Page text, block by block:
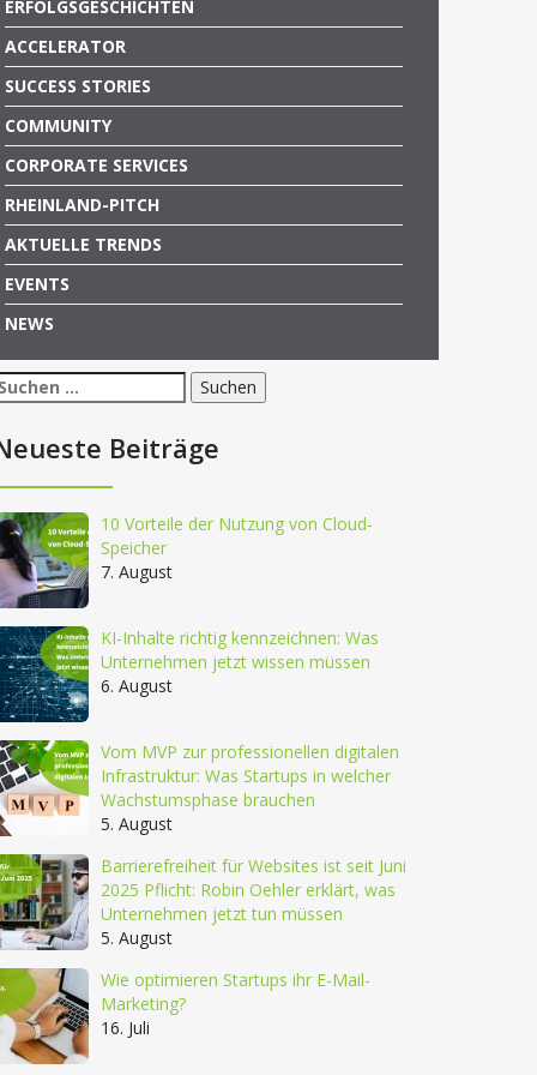
ERFOLGSGESCHICHTEN
ACCELERATOR
SUCCESS STORIES
COMMUNITY
CORPORATE SERVICES
RHEINLAND-PITCH
AKTUELLE TRENDS
EVENTS
NEWS
Beiträge
10 Vorteile der Nutzung von Cloud-
Speicher
7. August
KI-Inhalte richtig kennzeichnen: Was
Unternehmen jetzt wissen müssen
6. August
Vom MVP zur professionellen digitalen
Infrastruktur: Was Startups in welcher
Wachstumsphase brauchen
5. August
Barrierefreiheit für Websites ist seit Juni
2025 Pflicht: Robin Oehler erklärt, was
Unternehmen jetzt tun müssen
5. August
Wie optimieren Startups ihr E-Mail-
Marketing?
16. Juli